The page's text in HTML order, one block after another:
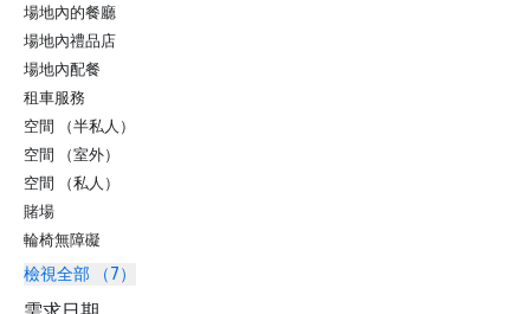
場地內的餐廳
場地內禮品店
場地內配餐
租車服務
空間 （半私人）
空間 （室外）
空間 （私人）
賭場
輪椅無障礙
檢視全部 （7）